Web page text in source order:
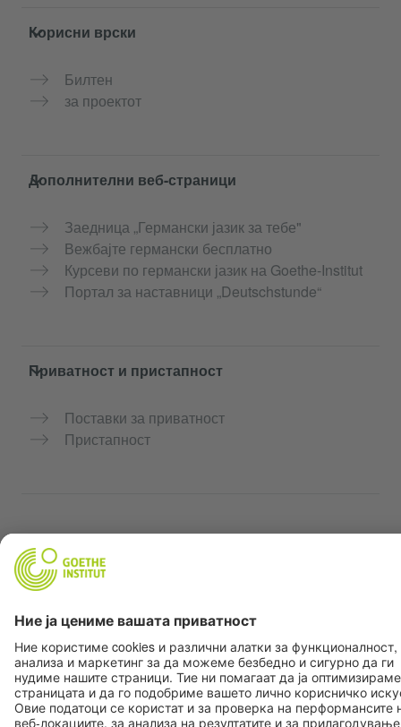
Корисни врски
Билтен
за проектот
Дополнителни веб-страници
Заедница „Германски јазик за тебе"
Вежбајте германски бесплатно
Курсеви по германски јазик на Goethe-Institut
Портал за наставници „Deutschstunde“
Приватност и пристапност
Поставки за приватност
Пристапност
Услови за користење